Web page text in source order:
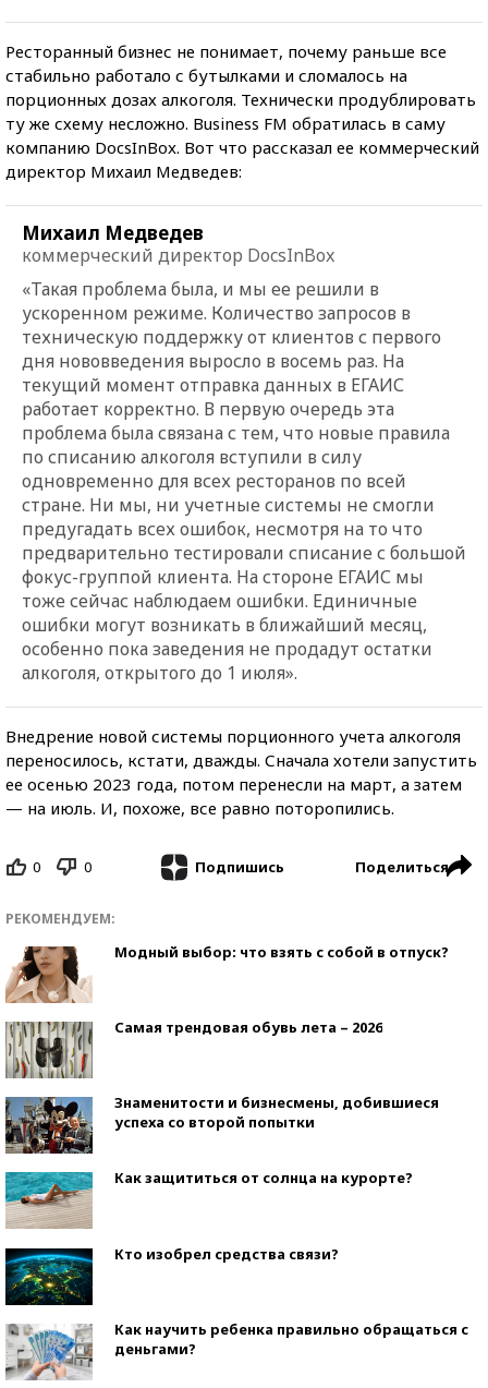
Ресторанный бизнес не понимает, почему раньше все
стабильно работало с бутылками и сломалось на
порционных дозах алкоголя. Технически продублировать
ту же схему несложно. Business FM обратилась в саму
компанию DocsInBox. Вот что рассказал ее коммерческий
директор Михаил Медведев:
Михаил Медведев
коммерческий директор DocsInBox
«Такая проблема была, и мы ее решили в
ускоренном режиме. Количество запросов в
техническую поддержку от клиентов с первого
дня нововведения выросло в восемь раз. На
текущий момент отправка данных в ЕГАИС
работает корректно. В первую очередь эта
проблема была связана с тем, что новые правила
по списанию алкоголя вступили в силу
одновременно для всех ресторанов по всей
стране. Ни мы, ни учетные системы не смогли
предугадать всех ошибок, несмотря на то что
предварительно тестировали списание с большой
фокус-группой клиента. На стороне ЕГАИС мы
тоже сейчас наблюдаем ошибки. Единичные
ошибки могут возникать в ближайший месяц,
особенно пока заведения не продадут остатки
алкоголя, открытого до 1 июля».
Внедрение новой системы порционного учета алкоголя
переносилось, кстати, дважды. Сначала хотели запустить
ее осенью 2023 года, потом перенесли на март, а затем
— на июль. И, похоже, все равно поторопились.
0 0 Подпишись Поделиться
РЕКОМЕНДУЕМ:
Модный выбор: что взять с собой в отпуск?
Самая трендовая обувь лета – 2026
Знаменитости и бизнесмены, добившиеся
успеха со второй попытки
Как защититься от солнца на курорте?
Кто изобрел средства связи?
Как научить ребенка правильно обращаться с
деньгами?